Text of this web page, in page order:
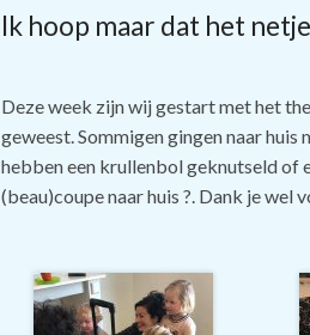
Ik hoop maar dat het
Deze week zijn wij gestart met het
geweest. Sommigen gingen naar
hebben een krullenbol geknutseld of
(beau)coupe naar huis?. Dank je wel